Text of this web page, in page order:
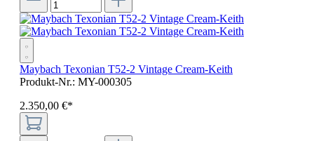
Maybach Texonian T52-2 Vintage Cream-Keith
Produkt-Nr.: MY-000305
2.350,00 €*